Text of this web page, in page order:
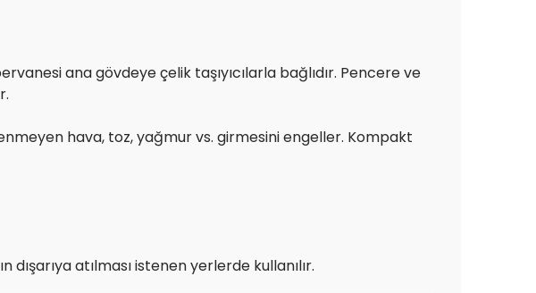
ana gövdeye çelik taşıyıcılarla bağlıdır. Pencere ve
hava, toz, yağmur vs. girmesini engeller. Kompakt
atılması istenen yerlerde kullanılır.